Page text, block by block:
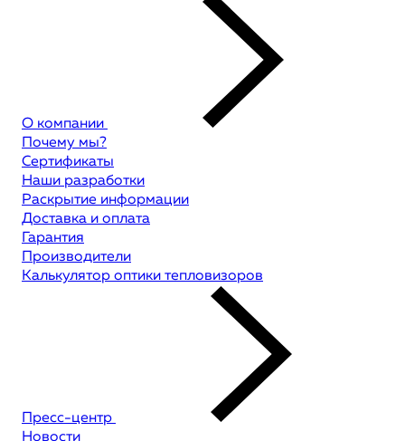
О компании
Почему мы?
Сертификаты
Наши разработки
Раскрытие информации
Доставка и оплата
Гарантия
Производители
Калькулятор оптики тепловизоров
Пресс-центр
Новости